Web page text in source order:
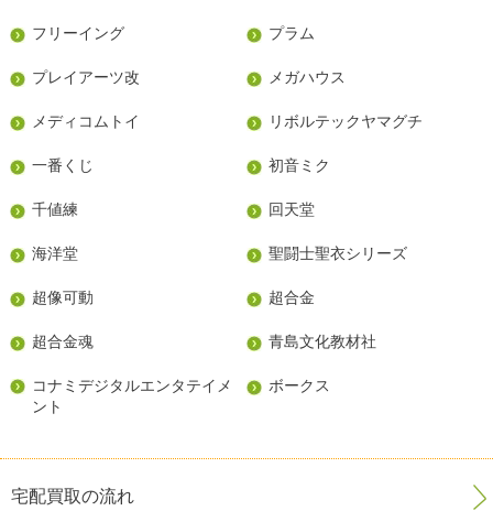
フリーイング プラム
プレイアーツ改 メガハウス
メディコムトイ リボルテックヤマグチ
一番くじ 初音ミク
千値練 回天堂
海洋堂 聖闘士聖衣シリーズ
超像可動 超合金
超合金魂 青島文化教材社
コナミデジタルエンタテイメ
ント
ボークス
宅配買取の流れ